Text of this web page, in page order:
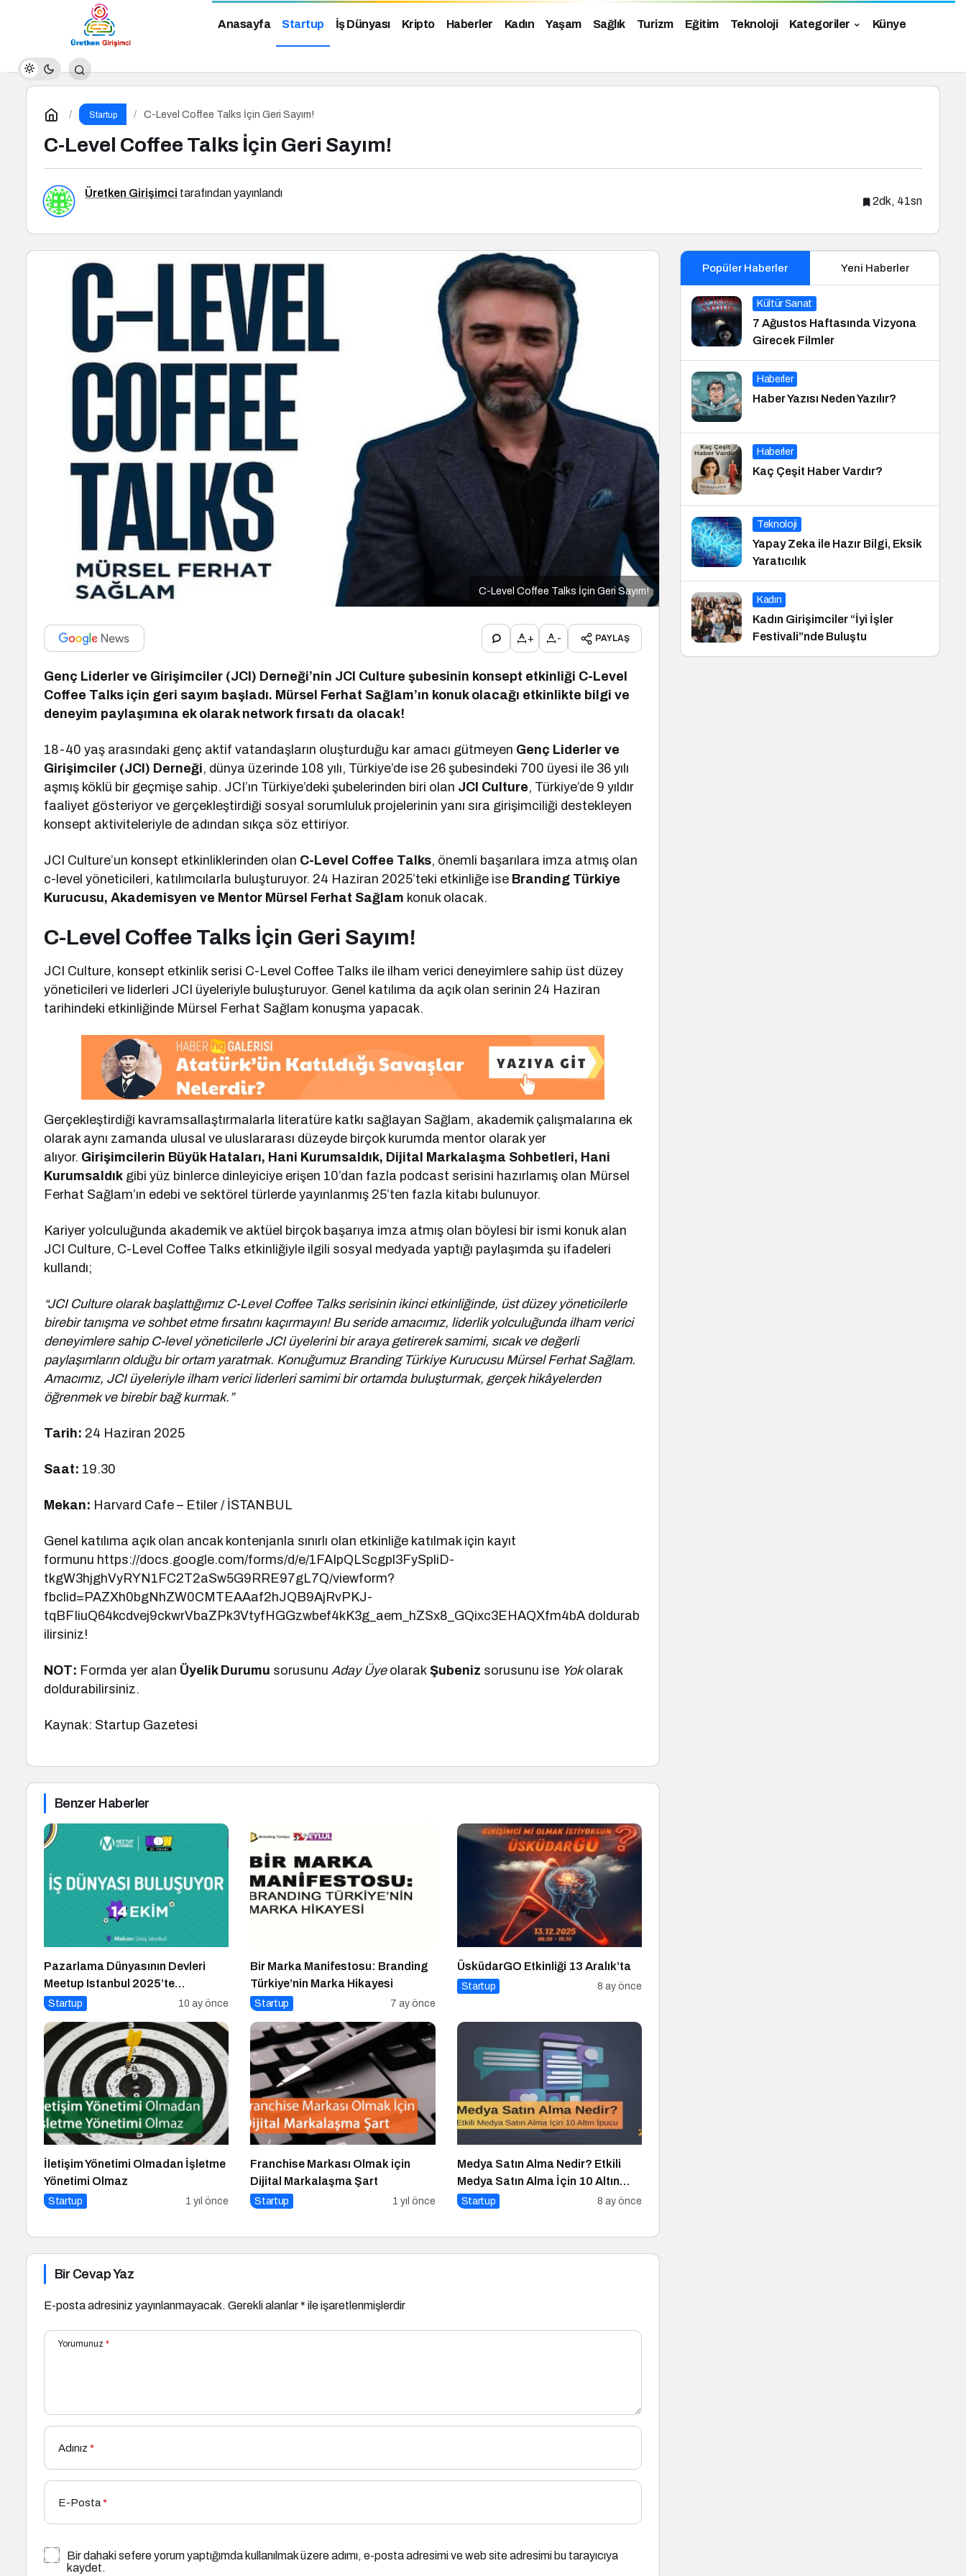
Anasayfa Startup İş Dünyası Kripto Haberler Kadın Yaşam Sağlık Turizm Eğitim Teknoloji Kategoriler Künye
Startup C-Level Coffee Talks İçin Geri Sayım!
C-Level Coffee Talks İçin Geri Sayım!
Üretken Girişimci tarafından yayınlandı
2dk, 41sn
C-Level Coffee Talks İçin Geri Sayım!
+ - PAYLAŞ
Genç Liderler ve Girişimciler (JCI) Derneği’nin JCI Culture şubesinin konsept etkinliği C-Level
Coffee Talks için geri sayım başladı. Mürsel Ferhat Sağlam’ın konuk olacağı etkinlikte bilgi ve
deneyim paylaşımına ek olarak network fırsatı da olacak!
18-40 yaş arasındaki genç aktif vatandaşların oluşturduğu kar amacı gütmeyen Genç Liderler ve
Girişimciler (JCI) Derneği, dünya üzerinde 108 yılı, Türkiye’de ise 26 şubesindeki 700 üyesi ile 36 yılı
aşmış köklü bir geçmişe sahip. JCI’ın Türkiye’deki şubelerinden biri olan JCI Culture, Türkiye’de 9 yıldır
faaliyet gösteriyor ve gerçekleştirdiği sosyal sorumluluk projelerinin yanı sıra girişimciliği destekleyen
konsept aktiviteleriyle de adından sıkça söz ettiriyor.
JCI Culture’un konsept etkinliklerinden olan C-Level Coffee Talks, önemli başarılara imza atmış olan
c-level yöneticileri, katılımcılarla buluşturuyor. 24 Haziran 2025’teki etkinliğe ise Branding Türkiye
Kurucusu, Akademisyen ve Mentor Mürsel Ferhat Sağlam konuk olacak.
C-Level Coffee Talks İçin Geri Sayım!
JCI Culture, konsept etkinlik serisi C-Level Coffee Talks ile ilham verici deneyimlere sahip üst düzey
yöneticileri ve liderleri JCI üyeleriyle buluşturuyor. Genel katılıma da açık olan serinin 24 Haziran
tarihindeki etkinliğinde Mürsel Ferhat Sağlam konuşma yapacak.
Gerçekleştirdiği kavramsallaştırmalarla literatüre katkı sağlayan Sağlam, akademik çalışmalarına ek
olarak aynı zamanda ulusal ve uluslararası düzeyde birçok kurumda mentor olarak yer
alıyor. Girişimcilerin Büyük Hataları, Hani Kurumsaldık, Dijital Markalaşma Sohbetleri, Hani
Kurumsaldık gibi yüz binlerce dinleyiciye erişen 10’dan fazla podcast serisini hazırlamış olan Mürsel
Ferhat Sağlam’ın edebi ve sektörel türlerde yayınlanmış 25’ten fazla kitabı bulunuyor.
Kariyer yolculuğunda akademik ve aktüel birçok başarıya imza atmış olan böylesi bir ismi konuk alan
JCI Culture, C-Level Coffee Talks etkinliğiyle ilgili sosyal medyada yaptığı paylaşımda şu ifadeleri
kullandı;
“JCI Culture olarak başlattığımız C-Level Coffee Talks serisinin ikinci etkinliğinde, üst düzey yöneticilerle
birebir tanışma ve sohbet etme fırsatını kaçırmayın! Bu seride amacımız, liderlik yolculuğunda ilham verici
deneyimlere sahip C-level yöneticilerle JCI üyelerini bir araya getirerek samimi, sıcak ve değerli
paylaşımların olduğu bir ortam yaratmak. Konuğumuz Branding Türkiye Kurucusu Mürsel Ferhat Sağlam.
Amacımız, JCI üyeleriyle ilham verici liderleri samimi bir ortamda buluşturmak, gerçek hikâyelerden
öğrenmek ve birebir bağ kurmak.”
Tarih: 24 Haziran 2025
Saat: 19.30
Mekan: Harvard Cafe – Etiler / İSTANBUL
Genel katılıma açık olan ancak kontenjanla sınırlı olan etkinliğe katılmak için kayıt
formunu https://docs.google.com/forms/d/e/1FAIpQLScgpl3FySpliD-
tkgW3hjghVyRYN1FC2T2aSw5G9RRE97gL7Q/viewform?
fbclid=PAZXh0bgNhZW0CMTEAAaf2hJQB9AjRvPKJ-
tqBFIiuQ64kcdvej9ckwrVbaZPk3VtyfHGGzwbef4kK3g_aem_hZSx8_GQixc3EHAQXfm4bA doldurab
ilirsiniz!
NOT: Formda yer alan Üyelik Durumu sorusunuAday ÜyeolarakŞubeniz sorusunu ise Yokolarak
doldurabilirsiniz.
Kaynak: Startup Gazetesi
Benzer Haberler
Pazarlama Dünyasının Devleri
Meetup Istanbul 2025’te
Buluşuyor
Startup 10 ay önce
Bir Marka Manifestosu: Branding
Türkiye’nin Marka Hikayesi
Startup 7 ay önce
ÜsküdarGO Etkinliği 13 Aralık’ta
Startup 8 ay önce
İletişim Yönetimi Olmadan İşletme
Yönetimi Olmaz
Startup 1 yıl önce
Franchise Markası Olmak için
Dijital Markalaşma Şart
Startup 1 yıl önce
Medya Satın Alma Nedir? Etkili
Medya Satın Alma İçin 10 Altın
İpucu
Startup 8 ay önce
Bir Cevap Yaz
E-posta adresiniz yayınlanmayacak. Gerekli alanlar* ile işaretlenmişlerdir
Yorumunuz *
Adınız *
E-Posta*
Bir dahaki sefere yorum yaptığımda kullanılmak üzere adımı, e-posta adresimi ve web site adresimi bu tarayıcıya
kaydet.
Popüler Haberler Yeni Haberler
Kültür Sanat
7 Ağustos Haftasında Vizyona
Girecek Filmler
Haberler
Haber Yazısı Neden Yazılır?
Haberler
Kaç Çeşit Haber Vardır?
Teknoloji
Yapay Zeka ile Hazır Bilgi, Eksik
Yaratıcılık
Kadın
Kadın Girişimciler “İyi İşler
Festivali”nde Buluştu